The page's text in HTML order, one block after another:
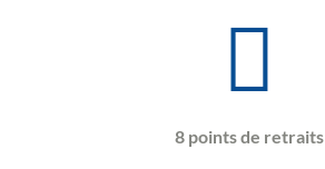
8 points de retraits